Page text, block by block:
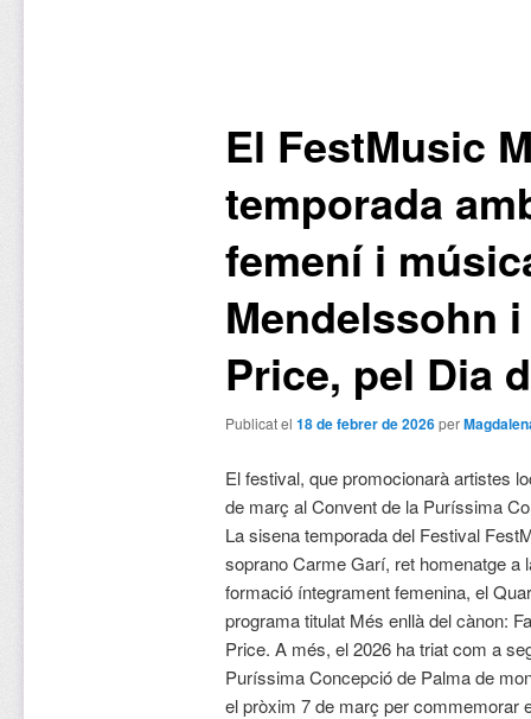
El FestMusic
temporada
femení i
Mendelssohn
Price, pel Dia
Publicat el 18 de febrer de 2026per
El festival, que promocionarà artistes
de març al Convent de la Puríssima
La sisena temporada del Festival
soprano Carme Garí, ret homenatge a
formació íntegrament femenina, el
programa titulat Més enllà del cànon:
Price. A més, el 2026 ha triat com a
Puríssima Concepció de Palma de
el pròxim 7 de març per commemorar